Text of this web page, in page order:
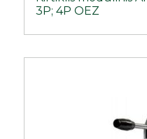
3P; 4P OEZ